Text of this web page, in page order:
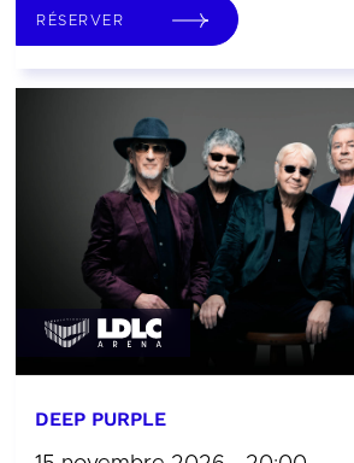
RÉSERVER
DEEP PURPLE